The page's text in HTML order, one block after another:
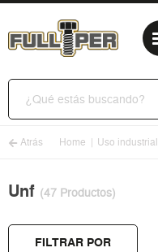
Atrás Home Uso industrial
Unf (47 Productos)
FILTRAR POR